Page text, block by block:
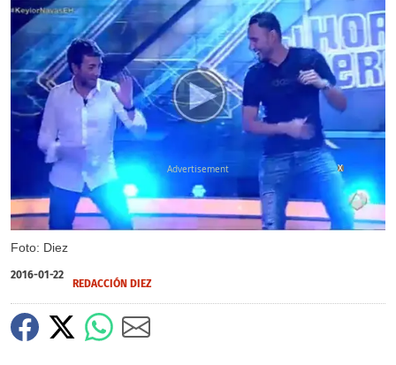
Foto: Diez
X
2016-01-22
REDACCIÓN DIEZ